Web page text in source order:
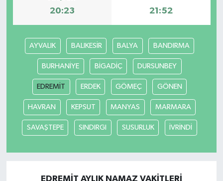
20:23 21:52
AYVALIK BALIKESİR BALYA BANDIRMA
BURHANİYE BİGADİÇ DURSUNBEY
EDREMİT ERDEK GÖMEÇ GÖNEN
HAVRAN KEPSUT MANYAS MARMARA
SAVAŞTEPE SINDIRGI SUSURLUK İVRİNDİ
EDREMİT AYLIK NAMAZ VAKITLERI